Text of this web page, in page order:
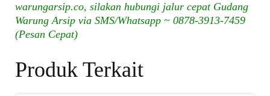
warungarsip.co, silakan hubungi jalur cepat Gudang
Warung Arsip via SMS/Whatsapp ~ 0878-3913-7459
(Pesan Cepat)
Produk Terkait